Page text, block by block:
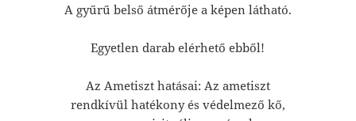
VÁSÁRLÁS / KOSÁR
A gyűrű belső átmérője a képen látható.
Egyetlen darab elérhető ebből!
Az Ametiszt hatásai: Az ametiszt
rendkívül hatékony és védelmező kő,